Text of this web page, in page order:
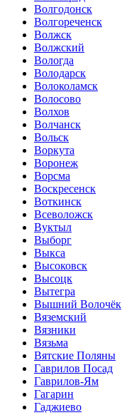
Волгодонск
Волгореченск
Волжск
Волжский
Вологда
Володарск
Волоколамск
Волосово
Волхов
Волчанск
Вольск
Воркута
Воронеж
Ворсма
Воскресенск
Воткинск
Всеволожск
Вуктыл
Выборг
Выкса
Высоковск
Высоцк
Вытегра
Вышний Волочёк
Вяземский
Вязники
Вязьма
Вятские Поляны
Гаврилов Посад
Гаврилов-Ям
Гагарин
Гаджиево